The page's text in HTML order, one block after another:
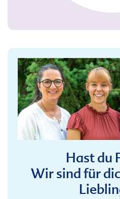
Hast du
Wir sind für